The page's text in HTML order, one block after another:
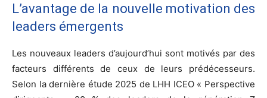
L’avantage de la nouvelle motivation des
leaders émergents
Les nouveaux leaders d’aujourd’hui sont motivés par des
facteurs différents de ceux de leurs prédécesseurs.
Selon la dernière étude 2025 de LHH ICEO « Perspective